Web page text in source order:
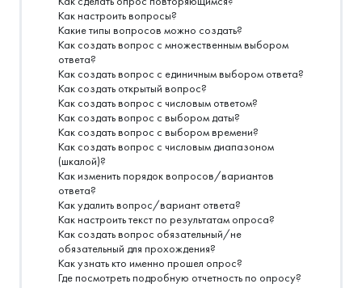
Как настроить вопросы?
Какие типы вопросов можно создать?
Как создать вопрос с множественным выбором
ответа?
Как создать вопрос с единичным выбором ответа?
Как создать открытый вопрос?
Как создать вопрос с числовым ответом?
Как создать вопрос с выбором даты?
Как создать вопрос с выбором времени?
Как создать вопрос с числовым диапазоном
(шкалой)?
Как изменить порядок вопросов/вариантов
ответа?
Как удалить вопрос/вариант ответа?
Как настроить текст по результатам опроса?
Как создать вопрос обязательный/не
обязательный для прохождения?
Как узнать кто именно прошел опрос?
Где посмотреть подробную отчетность по опросу?